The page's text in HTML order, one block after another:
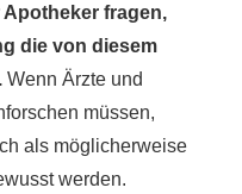
fragen,
die von diesem
Wenn Ärzte und
müssen,
als möglicherweise
werden.